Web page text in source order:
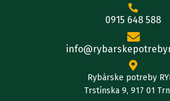
0915 648 588
Rybárske potreby
Trstínska 9, 917 01